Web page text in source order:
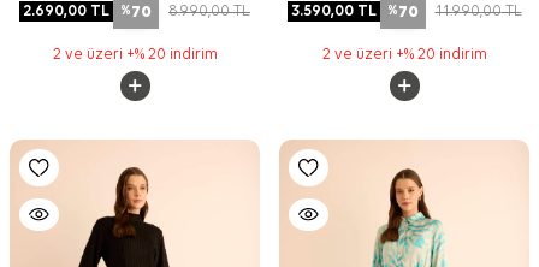
2.690,00 TL %70 8.990,00TL
2 ve üzeri +% 20 indirim
3.590,00TL %70 11.990,00TL
2 ve üzeri +% 20 indirim